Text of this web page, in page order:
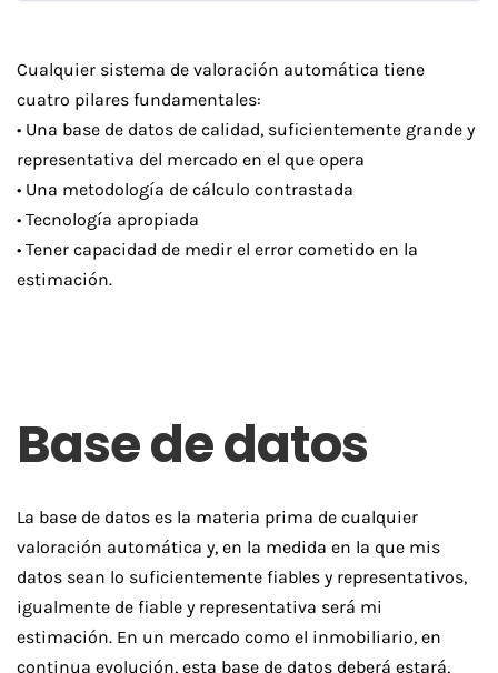
Cualquier sistema de valoración automática tiene
cuatro pilares fundamentales:
• Una base de datos de calidad, suficientemente grande y
representativa del mercado en el que opera
• Una metodología de cálculo contrastada
• Tecnología apropiada
• Tener capacidad de medir el error cometido en la
estimación.
Base de datos
La base de datos es la materia prima de cualquier
valoración automática y, en la medida en la que mis
datos sean lo suficientemente fiables y representativos,
igualmente de fiable y representativa será mi
estimación. En un mercado como el inmobiliario, en
continua evolución, esta base de datos deberá estará,